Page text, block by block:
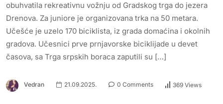
obuhvatila rekreativnu vožnju od Gradskog trga do jezera
Drenova. Za juniore je organizovana trka na 50 metara.
Učešće je uzelo 170 biciklista, iz grada domaćina i okolnih
gradova. Učesnici prve prnjavorske biciklijade u devet
časova, sa Trga srpskih boraca zaputili su […]
Vedran 21.09.2025. 0 Comments 369 Views